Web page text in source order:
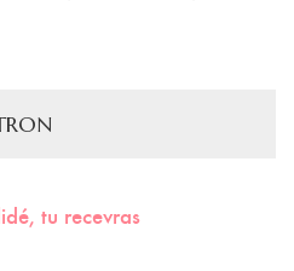
tu recevras